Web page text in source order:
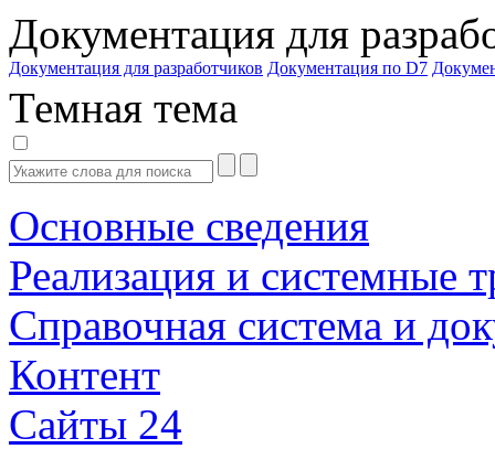
Документация для
Документация для разработчиков Документация по D7
Темная тема
Основные сведения
Реализация и системные
Справочная система и
Контент
Сайты 24